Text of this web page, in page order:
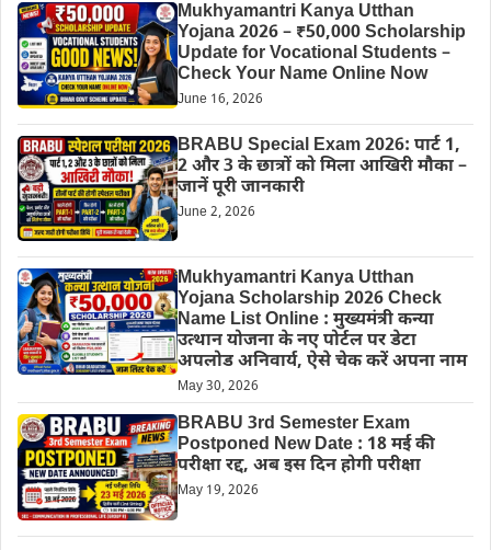
Mukhyamantri Kanya Utthan
Yojana 2026 – ₹50,000 Scholarship
Update for Vocational Students –
Check Your Name Online Now
June 16, 2026
BRABU Special Exam 2026: पार्ट 1,
2 और 3 के छात्रों को मिला आखिरी मौका –
जानें पूरी जानकारी
June 2, 2026
Mukhyamantri Kanya Utthan
Yojana Scholarship 2026 Check
Name List Online : मुख्यमंत्री कन्या
उत्थान योजना के नए पोर्टल पर डेटा
अपलोड अनिवार्य, ऐसे चेक करें अपना नाम
May 30, 2026
BRABU 3rd Semester Exam
Postponed New Date : 18 मई की
परीक्षा रद्द, अब इस दिन होगी परीक्षा
May 19, 2026